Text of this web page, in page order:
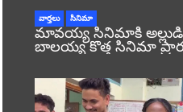
వార్తలు సినిమా
మావయ్య సినిమాకి
బాలయ్య కొత్త సినిమా